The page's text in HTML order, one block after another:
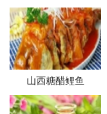
山西糖醋鲤鱼